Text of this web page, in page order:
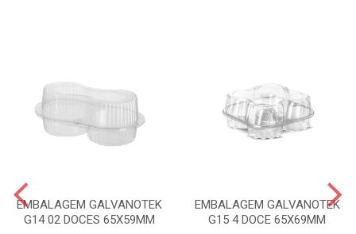
EMBALAGEM GALVANOTEK
G14 02 DOCES 65X59MM
EMBALAGEM GALVANOTEK
G15 4 DOCE 65X69MM